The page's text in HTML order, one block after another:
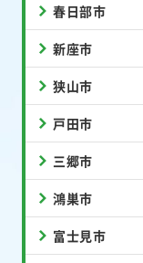
春日部市
新座市
狭山市
戸田市
三郷市
鴻巣市
富士見市